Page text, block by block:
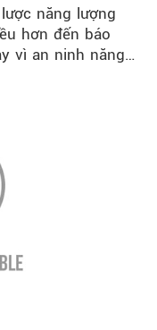
năng lượng
hơn đến báo
vì an ninh năng